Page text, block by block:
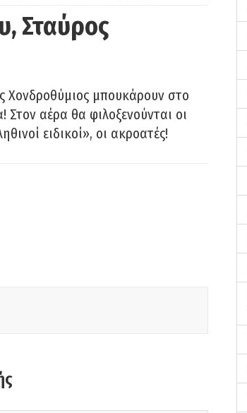
Σταύρος
Χονδροθύμιος μπουκάρουν στο
Στον αέρα θα φιλοξενούνται οι
ειδικοί», οι ακροατές!